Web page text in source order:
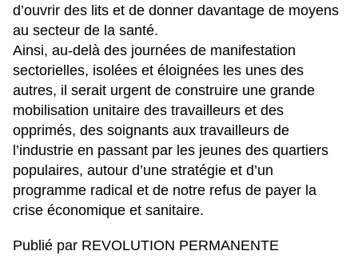
d’ouvrir des lits et de donner davantage de moyens
au secteur de la santé.
Ainsi, au-delà des journées de manifestation
sectorielles, isolées et éloignées les unes des
autres, il serait urgent de construire une grande
mobilisation unitaire des travailleurs et des
opprimés, des soignants aux travailleurs de
l’industrie en passant par les jeunes des quartiers
populaires, autour d’une stratégie et d’un
programme radical et de notre refus de payer la
crise économique et sanitaire.
Publié par REVOLUTION PERMANENTE